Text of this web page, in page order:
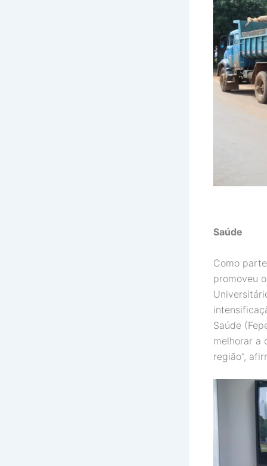
Saúde
Como
promoveu
Saúde
melhorar a
região”,